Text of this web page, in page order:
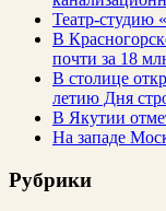
Театр-студию
В
почти за 18
В столице
летию Дня
В Якутии
На западе
Рубрики